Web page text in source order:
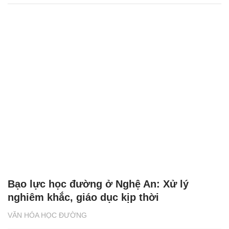
VĂN HÓA HỌC ĐƯỜNG
Bạo lực học đường ở Nghệ An: Xử lý
nghiêm khắc, giáo dục kịp thời